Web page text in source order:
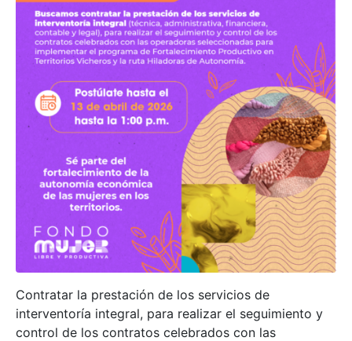
Contratar la prestación de los servicios de
interventoría integral, para realizar el seguimiento y
control de los contratos celebrados con las